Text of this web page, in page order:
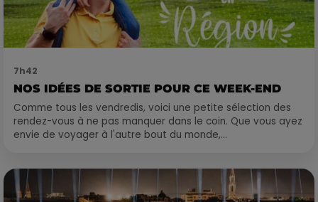
7h42
NOS IDÉES DE SORTIE POUR CE WEEK-END
Comme tous les vendredis, voici une petite sélection des
rendez-vous à ne pas manquer dans le coin. Que vous ayez
envie de voyager à l'autre bout du monde,...